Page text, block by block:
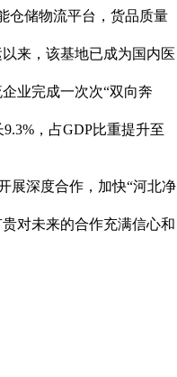
仓储物流平台，货品质量
来，该基地已成为国内医
业完成一次次“双向奔
，占GDP比重提升至
展深度合作，加快“河北净
对未来的合作充满信心和